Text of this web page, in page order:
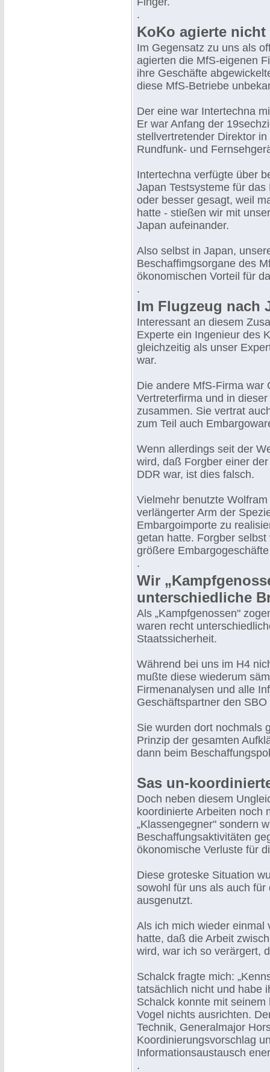
.
KoKo agierte
Im Gegensatz zu uns als
agierten die MfS-eigenen
ihre Geschäfte
diese MfS-Betriebe
Der eine war Intertechna
Er war Anfang der
stellvertretender Direktor
Rundfunk- und
Intertechna verfügte über
Japan Testsysteme für
oder besser gesagt, weil
hatte - stießen wir mit
Japan aufeinander.
Also selbst in Japan,
Beschaffimgsorgane des
ökonomischen Vorteil für
.
Im Flugzeug nach
Interessant an diesem
Experte ein Ingenieur des
gleichzeitig als unser
war.
Die andere MfS-Firma war
Vertreterfirma und in
zusammen. Sie vertrat
zum Teil auch
Wenn allerdings seit der
wird, daß Forgber einer
DDR war, ist dies falsch.
Vielmehr benutzte
verlängerter Arm der
Embargoimporte zu
getan hatte. Forgber
größere
.
Wir
unterschiedliche
Als „Kampfgenossen"
waren recht
Staatssicherheit.
Während bei uns im H4
mußte diese wiederum
Firmenanalysen und alle
Geschäftspartner den
Sie wurden dort nochmals
Prinzip der gesamten
dann beim
Sas un-
Doch neben diesem
koordinierte Arbeiten noch
„Klassengegner" sondern
Beschaffungsaktivitäten
ökonomische Verluste für
Diese groteske Situation
sowohl für uns als auch
ausgenutzt.
Als ich mich wieder einmal
hatte, daß die Arbeit
wird, war ich so verärgert,
Schalck fragte mich:
tatsächlich nicht und habe
Schalck konnte mit
Vogel nichts ausrichten.
Technik, Generalmajor
Koordinierungsvorschlag
Informationsaustausch
.